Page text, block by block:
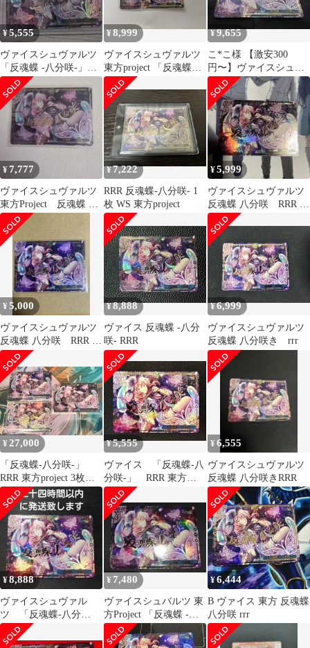
¥5,555
ヴァイスシュヴァルツ
「反魂蝶 -八分咲-」
rrr 東方project
¥8,999
ヴァイスシュヴァルツ
東方project 「反魂蝶 -
八分咲-」 RRR
¥9,655
こ*こ様 【激安300
円〜】ヴァイスシュヴ
ァルツ 西行寺幽々子 反
魂蝶 -八分咲
¥7,777
ヴァイスシュヴァルツ
東方Project 反魂蝶 八
分咲 RRR 幽々子
¥7,222
RRR 反魂蝶-八分咲- 1
枚 WS 東方project
¥5,999
ヴァイスシュヴァルツ
反魂蝶 八分咲 RRR 東
方Project
¥5,000
ヴァイスシュヴァルツ
反魂蝶 八分咲 RRR 東
方Project
¥8,888
ヴァイス 反魂蝶 -八分
咲- RRR
¥6,999
ヴァイスシュヴァルツ
反魂蝶 八分咲き rrr
¥ 27,000
「反魂蝶-八分咲-」
RRR 東方project 3枚セ
ット
¥5,555
ヴァイス 「反魂蝶-八
分咲-」 RRR 東方
project 西行寺幽々子
¥6,555
ヴァイスシュヴァルツ
反魂蝶 八分咲きRRR
¥8,888
ヴァイスシュヴァル
ツ 「反魂蝶-八分
咲-」 RRR 東方project
¥ 7,480
ヴァイスシュバルツ 東
方Project 「反魂蝶 ‐八
分咲‐」 RRR
¥6,444
B ヴァイス 東方 反魂蝶
八分咲 rrr